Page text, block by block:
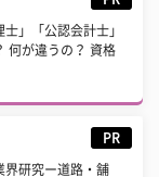
」「公認会計士」
何が違うの？ 資格
PR
界研究ー道路・舗